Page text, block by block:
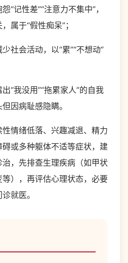
记性差”“注意力不集中”，
属于“假性痴呆”；
会活动，以“累”“不想动”
我没用”“拖累家人”的自我
因病耻感隐瞒。
情绪低落、兴趣减退、精力
或多种躯体不适等症状，建
，先排查生理疾病（如甲状
），再评估心理状态，必要
就医。